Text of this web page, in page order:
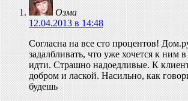
Озма
12.04.2013 в 14:48
Согласна на все сто процентов!
задалбливать, что уже хочется к ним
идти. Страшно надоедливые. К
добром и лаской. Насильно, как
будешь